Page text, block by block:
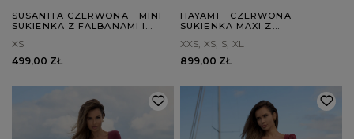
SUSANITA CZERWONA - MINI
SUKIENKA Z FALBANAMI I
XS
499,00 ZŁ
HAYAMI - CZERWONA
SUKIENKA MAXI Z
XXS XS S XL
899,00 ZŁ